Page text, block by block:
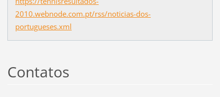
2010.webnode.com.pt/rss/noticias-dos-
portugueses.xml
Contatos